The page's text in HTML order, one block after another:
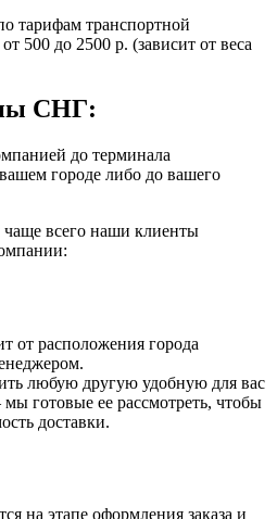
тарифам транспортной
500 до 2500 р. (зависит от веса
СНГ:
до терминала
городе либо до вашего
чаще всего наши клиенты
от расположения города
любую другую удобную для вас
готовые ее рассмотреть, чтобы
доставки.
на этапе оформления заказа и